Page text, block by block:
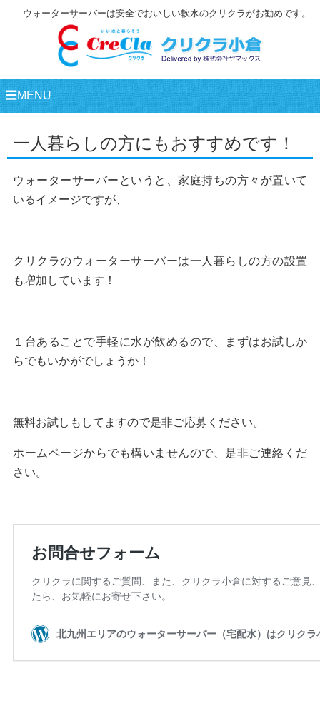
ウォーターサーバーは安全でおいしい軟水のクリクラがお勧めです。
☰MENU
一人暮らしの方にもおすすめです！
ウォーターサーバーというと、家庭持ちの方々が置いて
いるイメージですが、
クリクラのウォーターサーバーは一人暮らしの方の設置
も増加しています！
１台あることで手軽に水が飲めるので、まずはお試しか
らでもいかがでしょうか！
無料お試しもしてますので是非ご応募ください。
ホームページからでも構いませんので、是非ご連絡くだ
さい。